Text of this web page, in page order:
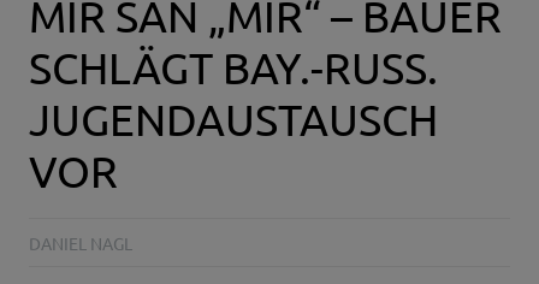
MIR SAN „MIR“ – BAUER
SCHLÄGT BAY.-RUSS.
JUGENDAUSTAUSCH
VOR
DANIEL NAGL